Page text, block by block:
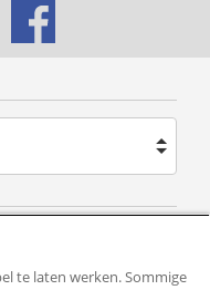
contact op
documenten
te laten werken. Sommige